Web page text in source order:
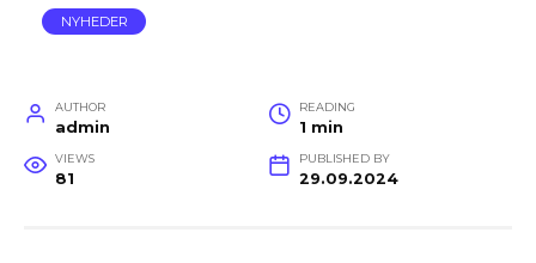
NYHEDER
AUTHOR
admin
READING
1 min
VIEWS
81
PUBLISHED BY
29.09.2024